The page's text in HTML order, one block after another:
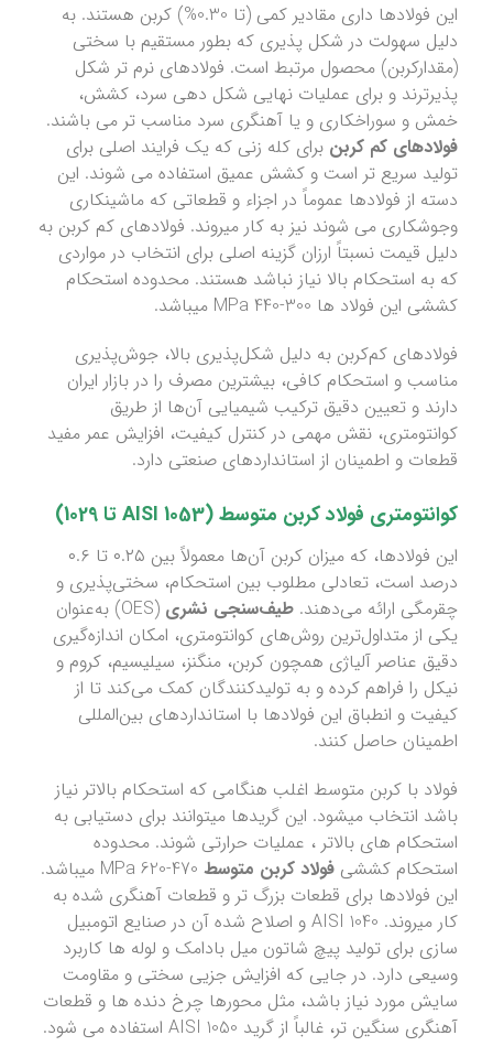
این فولادها داری مقادیر کمی (تا 0.30%) کربن هستند. به
دلیل سهولت در شکل پذیری که بطور مستقیم با سختی
(مقدارکربن) محصول مرتبط است. فولادهای نرم تر شکل
پذیرترند و برای عملیات نهایی شکل دهی سرد، کشش،
خمش و سوراخکاری و یا آهنگری سرد مناسب تر می باشند.
فولادهای کم کربن برای کله زنی که یک فرایند اصلی برای
تولید سریع تر است و کشش عمیق استفاده می شوند. این
دسته از فولادها عموماً در اجزاء و قطعاتی که ماشینکاری
وجوشکاری می شوند نیز به کار میروند. فولادهای کم کربن به
دلیل قیمت نسبتاً ارزان گزینه اصلی برای انتخاب در مواردی
که به استحکام بالا نیاز نباشد هستند. محدوده استحکام
کششی این فولاد ها 300-440 MPa میباشد.
فولادهای کم‌کربن به دلیل شکل‌پذیری بالا، جوش‌پذیری
مناسب و استحکام کافی، بیشترین مصرف را در بازار ایران
دارند و تعیین دقیق ترکیب شیمیایی آن‌ها از طریق
کوانتومتری، نقش مهمی در کنترل کیفیت، افزایش عمر مفید
قطعات و اطمینان از استانداردهای صنعتی دارد.
کوانتومتری فولاد کربن متوسط(
AISI 1053 تا 1029)
این فولادها، که میزان کربن آن‌ها معمولاً بین ۰.۲۵ تا ۰.۶
درصد است، تعادلی مطلوب بین استحکام، سختی‌پذیری و
چقرمگی ارائه می‌دهند.طیف‌سنجی نشری
(OES) به‌عنوان
یکی از متداول‌ترین روش‌های کوانتومتری، امکان اندازه‌گیری
دقیق عناصر آلیاژی همچون کربن، منگنز، سیلیسیم، کروم و
نیکل را فراهم کرده و به تولیدکنندگان کمک می‌کند تا از
کیفیت و انطباق این فولادها با استانداردهای بین‌المللی
اطمینان حاصل کنند.
فولاد با کربن متوسط اغلب هنگامی که استحکام بالاتر نیاز
باشد انتخاب میشود. این گریدها میتوانند برای دستیابی به
استحکام های بالاتر ، عملیات حرارتی شوند. محدوده
استحکام کششیفولاد کربن متوسط
470-620 MPa میباشد.
این فولادها برای قطعات بزرگ تر و قطعات آهنگری شده به
کار میروند. 1040 AISI و اصلاح شده آن در صنایع اتومبیل
سازی برای تولید پیچ شاتون میل بادامک و لوله ها کاربرد
وسیعی دارد. در جایی که افزایش جزیی سختی و مقاومت
سایش مورد نیاز باشد، مثل محورها چرخ دنده ها و قطعات
آهنگری سنگین تر، غالباً از گرید 1050 AISI استفاده می شود.